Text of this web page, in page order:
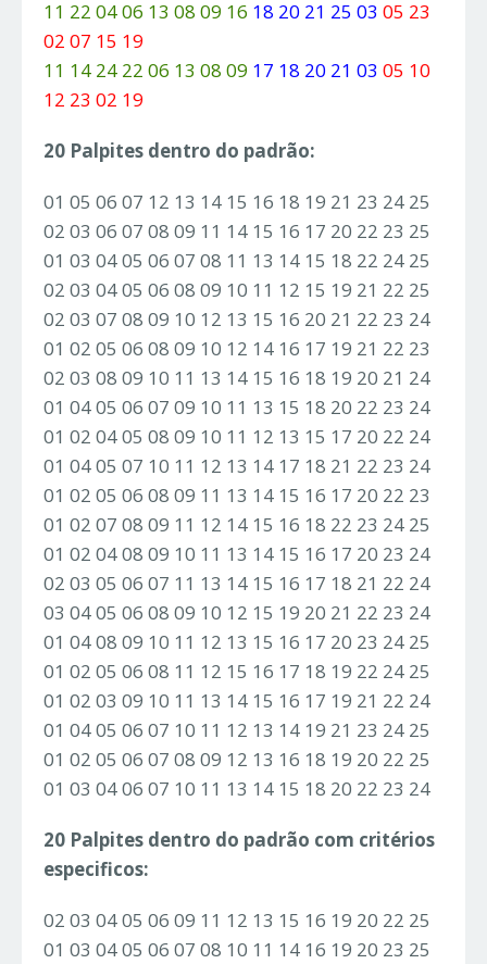
11 22 04 06 13 08 09 16 18 20 21 25 03 05 23
02 07 15 19
11 14 24 22 06 13 08 09 17 18 20 21 03 05 10
12 23 02 19
20 Palpites dentro do padrão:
01 05 06 07 12 13 14 15 16 18 19 21 23 24 25
02 03 06 07 08 09 11 14 15 16 17 20 22 23 25
01 03 04 05 06 07 08 11 13 14 15 18 22 24 25
02 03 04 05 06 08 09 10 11 12 15 19 21 22 25
02 03 07 08 09 10 12 13 15 16 20 21 22 23 24
01 02 05 06 08 09 10 12 14 16 17 19 21 22 23
02 03 08 09 10 11 13 14 15 16 18 19 20 21 24
01 04 05 06 07 09 10 11 13 15 18 20 22 23 24
01 02 04 05 08 09 10 11 12 13 15 17 20 22 24
01 04 05 07 10 11 12 13 14 17 18 21 22 23 24
01 02 05 06 08 09 11 13 14 15 16 17 20 22 23
01 02 07 08 09 11 12 14 15 16 18 22 23 24 25
01 02 04 08 09 10 11 13 14 15 16 17 20 23 24
02 03 05 06 07 11 13 14 15 16 17 18 21 22 24
03 04 05 06 08 09 10 12 15 19 20 21 22 23 24
01 04 08 09 10 11 12 13 15 16 17 20 23 24 25
01 02 05 06 08 11 12 15 16 17 18 19 22 24 25
01 02 03 09 10 11 13 14 15 16 17 19 21 22 24
01 04 05 06 07 10 11 12 13 14 19 21 23 24 25
01 02 05 06 07 08 09 12 13 16 18 19 20 22 25
01 03 04 06 07 10 11 13 14 15 18 20 22 23 24
20 Palpites dentro do padrão com critérios
especificos:
02 03 04 05 06 09 11 12 13 15 16 19 20 22 25
01 03 04 05 06 07 08 10 11 14 16 19 20 23 25